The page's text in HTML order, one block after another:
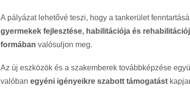
A pályázat lehetővé teszi, hogy a tankerület
gyermekek fejlesztése, habilitációja és
formában valósuljon meg.
Az új eszközök és a szakemberek továbbképzése
valóban egyéni igényeikre szabott támogatást